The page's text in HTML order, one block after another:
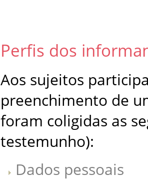
Perfis dos
Aos sujeitos
preenchimento de
foram coligidas as
testemunho):
Dados pessoais